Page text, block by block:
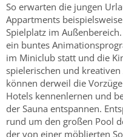
So erwarten die jungen
Appartments
Spielplatz im
ein buntes
im Miniclub statt und die
spielerischen und
können derweil die
Hotels kennenlernen und
der Sauna entspannen.
rund um den großen Pool
der von einer möblierten